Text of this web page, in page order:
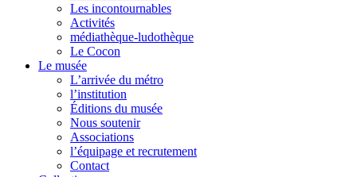
Les incontournables
Activités
médiathèque-ludothèque
Le Cocon
Le musée
L’arrivée du métro
l’institution
Éditions du musée
Nous soutenir
Associations
l’équipage et recrutement
Contact